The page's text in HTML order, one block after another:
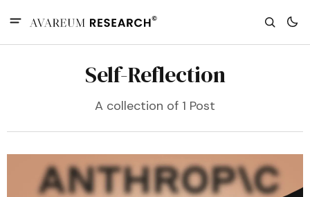
Self-Reflection
A collection of 1 Post